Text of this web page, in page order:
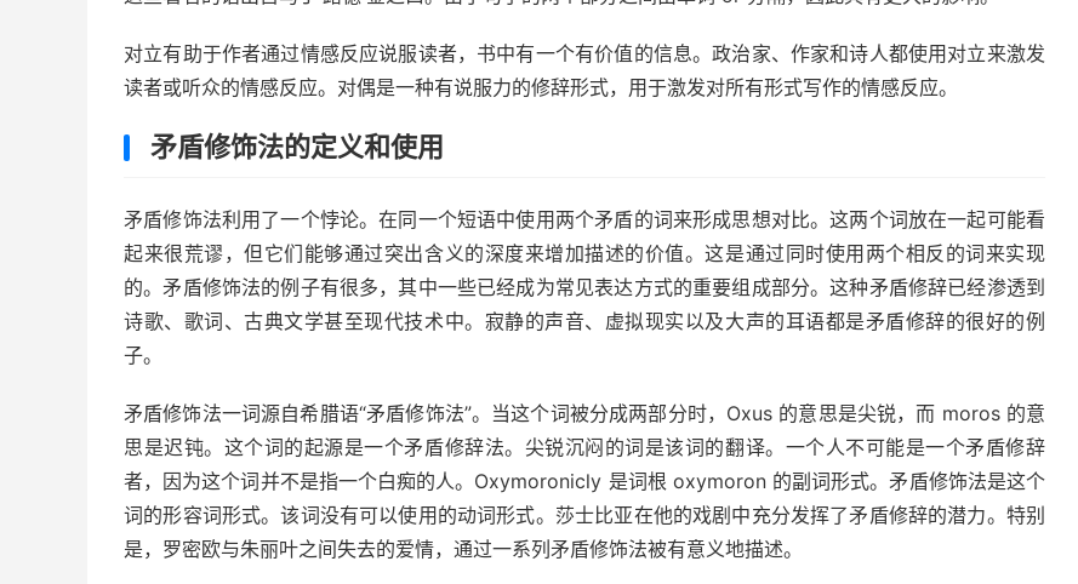
对立有助于作者通过情感反应说服读者，书中有一个有价值的信息。政治家、作家和诗人都使用对立来激发
读者或听众的情感反应。对偶是一种有说服力的修辞形式，用于激发对所有形式写作的情感反应。
矛盾修饰法的定义和使用
矛盾修饰法利用了一个悖论。在同一个短语中使用两个矛盾的词来形成思想对比。这两个词放在一起可能看
起来很荒谬，但它们能够通过突出含义的深度来增加描述的价值。这是通过同时使用两个相反的词来实现
的。矛盾修饰法的例子有很多，其中一些已经成为常见表达方式的重要组成部分。这种矛盾修辞已经渗透到
诗歌、歌词、古典文学甚至现代技术中。寂静的声音、 虚拟现实以及大声的耳语都是矛盾修辞的很好的例
子。
矛盾修饰法一词源自希腊语“矛盾修饰法”。当这个词被分成两部分时，Oxus 的意思是尖锐，而 moros 的意
思是迟钝。这个词的起源是一个矛盾修辞法。尖锐沉闷的词是该词的翻译。一个人不可能是一个矛盾修辞
者，因为这个词并不是指一个白痴的人。Oxymoronicly 是词根 oxymoron 的副词形式。矛盾修饰法是这个
词的形容词形式。该词没有可以使用的动词形式。莎士比亚在他的戏剧中充分发挥了矛盾修辞的潜力。特别
是，罗密欧与朱丽叶之间失去的爱情，通过一系列矛盾修饰法被有意义地描述。